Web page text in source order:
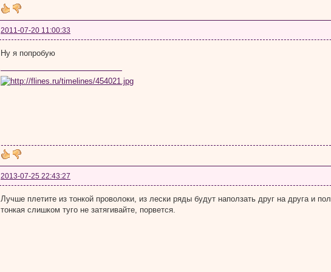
2011-07-20 11:00:33
Ну я попробую
2013-07-25 22:43:27
Лучше плетите из тонкой проволоки, из лески ряды будут наползать друг на друга и
тонкая слишком туго не затягивайте, порвется.